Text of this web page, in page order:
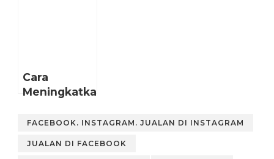
Cara
Meningkatkan
Website
Sosial Media
FACEBOOK. INSTAGRAM. JUALAN DI INSTAGRAM
JUALAN DI FACEBOOK